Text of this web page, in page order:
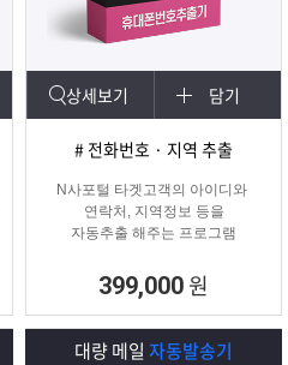
상세보기 담기
# 전화번호 · 지역 추출
N사포털 타겟고객의 아이디와
연락처, 지역정보 등을
자동추출 해주는 프로그램
399,000 원
대량 메일 자동발송기